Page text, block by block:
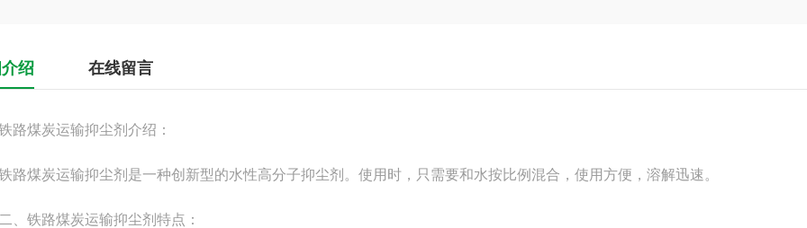
绍 在线留言
炭运输抑尘剂介绍：
炭运输抑尘剂是一种创新型的水性高分子抑尘剂。使用时，只需要和水按比例混合，使用方便，溶解迅速。
路煤炭运输抑尘剂特点：